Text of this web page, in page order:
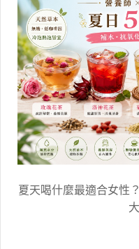
夏天喝什麼最適合女性